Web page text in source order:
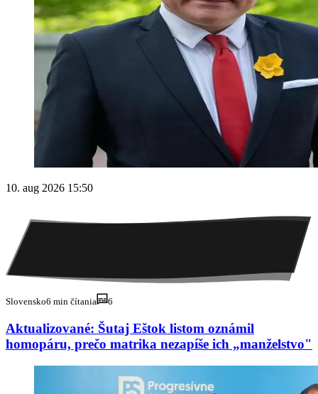
10. aug 2026 15:50
Slovensko6 min čítania 6
Aktualizované: Šutaj Eštok listom oznámil
homopáru, prečo matrika nezapíše ich „manželstvo"